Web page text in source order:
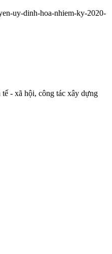
uy-dinh-hoa-nhiem-ky-2020-
- xã hội, công tác xây dựng